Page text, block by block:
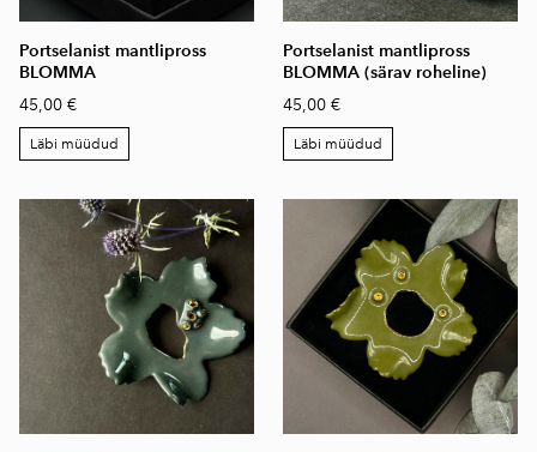
Portselanist mantlipross
BLOMMA
45,00 €
Läbi müüdud
Portselanist mantlipross
BLOMMA (särav roheline)
45,00 €
Läbi müüdud